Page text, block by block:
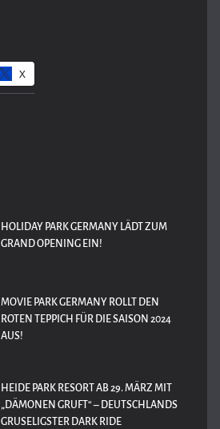
X
HOLIDAY PARK GERMANY LÄDT ZUM
GRAND OPENING EIN!
MOVIE PARK GERMANY ROLLT DEN
ROTEN TEPPICH FÜR DIE SAISON 2024
AUS!
HEIDE PARK RESORT AB 29. MÄRZ MIT
„DÄMONEN GRUFT“ – DEUTSCHLANDS
GRUSELIGSTER DARK RIDE